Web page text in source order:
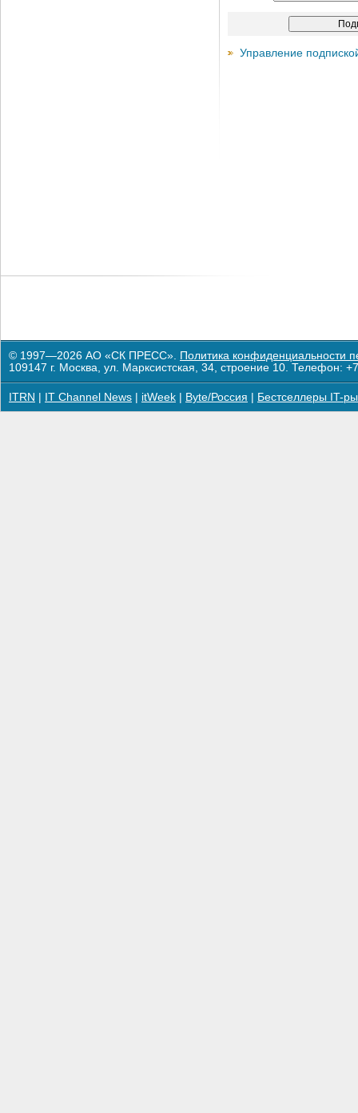
Управление
© 1997—2026 АО «СК ПРЕСС». Политика конфиденциальности
109147 г. Москва, ул. Марксистская, 34, строение 10. Телефон:
ITRN IT Channel News itWeek Byte/Россия Бестселлеры IT-